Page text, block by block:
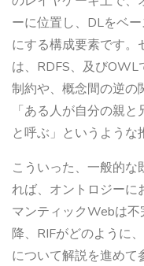
ーに位置し、DLをベ
にする構成要素です
は、RDFS、及び
制約や、概念間の逆の
「ある人が自分の親
と呼ぶ」というような
こういった、一般的
れば、オントロジーに
マンティックWebは
降、RIFがどのように
について解説を進めて